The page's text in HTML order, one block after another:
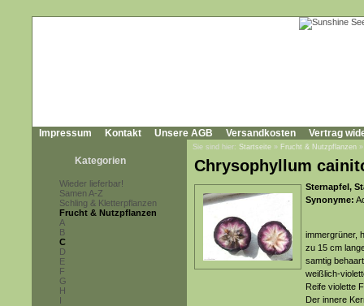
Impressum Kontakt Unsere AGB Versandkosten Vertrag
Kategorien
Wieder lieferbar!
Samen A-Z
Schling & Kletterpflanzen
Frucht & Nutzpflanzen
A
B
C
D
E
F
G
H
I
Sie sind hier: Startseite » Frucht & Nutzpflanzen
Chrysophyllum
Sternapfel,
Synonyme:
immergrüner,
zu 15 cm
samtig
weißlich-
Reife violette
Der innere